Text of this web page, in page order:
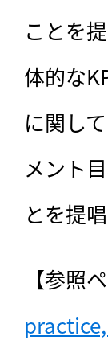
ことを
体的な
に関し
メント
とを提唱
【参照